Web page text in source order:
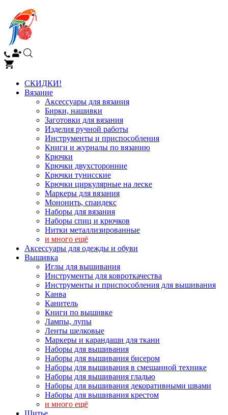
СКИДКИ!
Вязание
Аксессуары для вязания
Бирки, нашивки
Заготовки для вязания
Изделия ручной работы
Инструменты и приспособления
Книги и журналы по вязанию
Крючки
Крючки двухсторонние
Крючки тунисские
Крючки циркулярные на леске
Маркеры для вязания
Мононить, спандекс
Наборы для вязания
Наборы спиц и крючков
Нитки металлизированные
и много ещё
Аксессуары для одежды и обуви
Вышивка
Иглы для вышивания
Инструменты для ковроткачества
Инструменты и приспособления для вышивания
Канва
Канитель
Книги по вышивке
Лампы, лупы
Ленты шелковые
Маркеры и карандаши для ткани
Наборы для вышивания
Наборы для вышивания бисером
Наборы для вышивания в смешанной технике
Наборы для вышивания гладью
Наборы для вышивания декоративными швами
Наборы для вышивания крестом
и много ещё
Шитье